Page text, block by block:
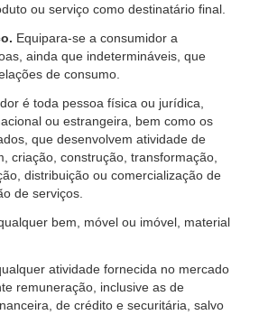
ou serviço como destinatário final.
Equipara-se a consumidor a
ainda que indetermináveis, que
de consumo.
é toda pessoa física ou jurídica,
ou estrangeira, bem como os
que desenvolvem atividade de
criação, construção, transformação,
distribuição ou comercialização de
de serviços.
bem, móvel ou imóvel, material
atividade fornecida no mercado
remuneração, inclusive as de
de crédito e securitária, salvo